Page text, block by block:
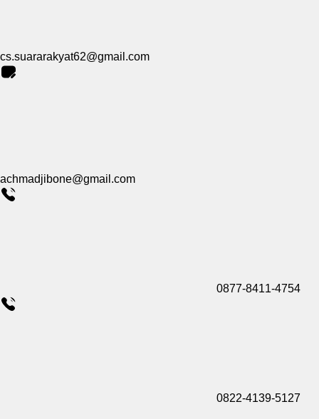
cs.suararakyat62@gmail.com
achmadjibone@gmail.com
0877-8411-4754
0822-4139-5127